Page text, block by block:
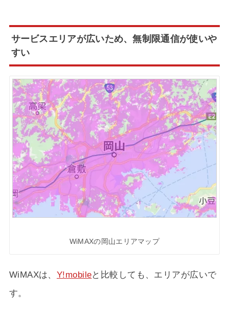
サービスエリアが広いため、無制限通信が使いや
すい
WiMAXの岡山エリアマップ
WiMAXは、 Y!mobileと比較しても、エリアが広いで
す。